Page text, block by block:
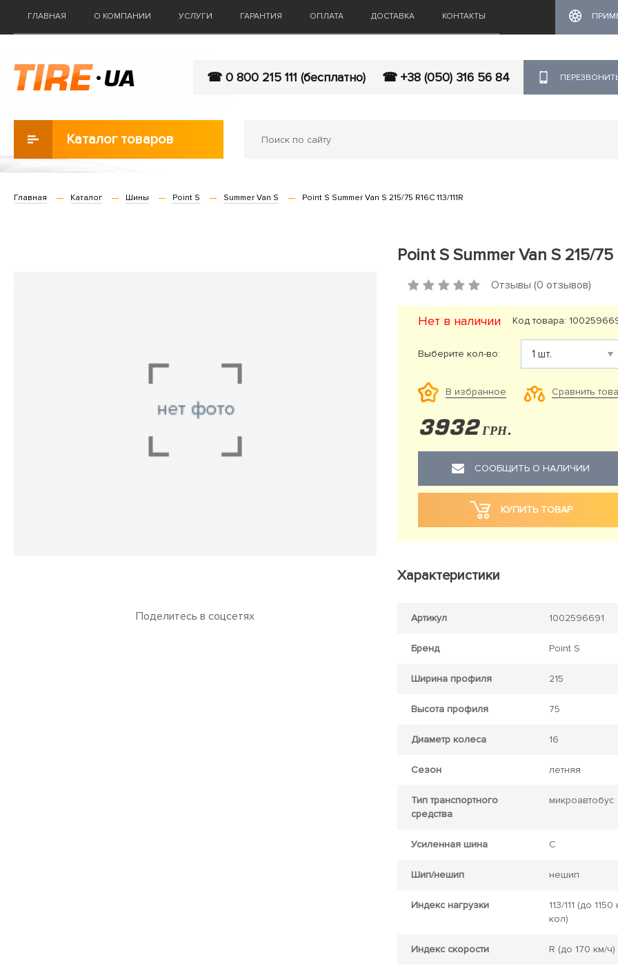
ГЛАВНАЯ О КОМПАНИИ УСЛУГИ ГАРАНТИЯ ОПЛАТА ДОСТАВКА КОНТАКТЫ
☎ 0 800 215 111 (бесплатно) ☎ +38 (050) 316 56 84
Каталог товаров
Главная Каталог Шины Point S Summer Van S Point S Summer Van S 215/75 R16C 113/111R
Поделитесь в соцсетях
Point S Summer Van S 215/75
Отзывы (0 отзывов)
Нет в наличии Код товара:
Выберите кол-во:
В избранное Сравнить
3932 ГРН.
СООБЩИТЬ О НАЛИЧИИ
КУПИТЬ ТОВАР
Характеристики
Артикул 1002596691
Бренд Point S
Ширина профиля 215
Высота профиля 75
Диаметр колеса 16
Сезон летняя
Тип транспортного
средства
микроавтобус
Усиленная шина C
Шип/нешип нешип
Индекс нагрузки 113/111 (до 1150
кол)
Индекс скорости R (до 170 км/ч)